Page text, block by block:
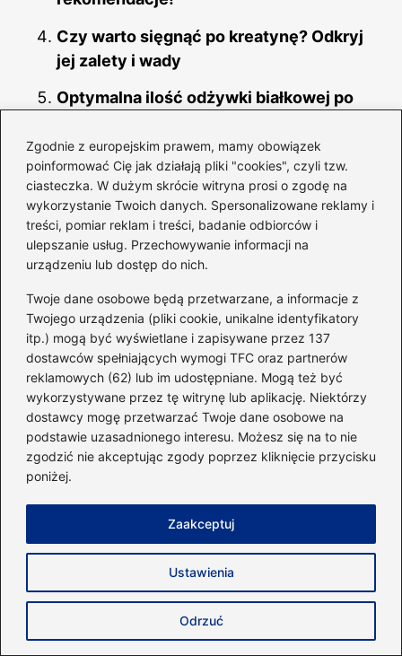
Zgodnie z europejskim prawem, mamy obowiązek
poinformować Cię jak działają pliki "cookies", czyli tzw.
ciasteczka. W dużym skrócie witryna prosi o zgodę na
wykorzystanie Twoich danych. Spersonalizowane reklamy i
treści, pomiar reklam i treści, badanie odbiorców i
ulepszanie usług. Przechowywanie informacji na
urządzeniu lub dostęp do nich.
Twoje dane osobowe będą przetwarzane, a informacje z
Twojego urządzenia (pliki cookie, unikalne identyfikatory
itp.) mogą być wyświetlane i zapisywane przez 137
dostawców spełniających wymogi TFC oraz partnerów
reklamowych (62) lub im udostępniane. Mogą też być
wykorzystywane przez tę witrynę lub aplikację. Niektórzy
dostawcy mogę przetwarzać Twoje dane osobowe na
podstawie uzasadnionego interesu. Możesz się na to nie
zgodzić nie akceptując zgody poprzez kliknięcie przycisku
poniżej.
Ustawienia
Odrzuć
Zaakceptuj
Czy warto sięgnąć po kreatynę? Odkryj
jej zalety i wady
Optymalna ilość odżywki białkowej po
Czy po bieganiu warto sięgnąć po
białko? Oto, co musisz wiedzieć!
Odkryj różnice: białko a kreatyna w
suplementacji sportowej
osiągnąć najlepsze wyniki?
Kreatyna – jakie korzyści przynosi i na co
warto ją stosować?
Optymalne dawkowanie
przedtreningówki – ile czasu przed
treningiem warto ją przyjąć?
Analiza rynku kreatyny
Ceny kreatyny i prognozy
Prognozy cenowe branży suplementów
Trendy i innowacje w produkcji kreatyny